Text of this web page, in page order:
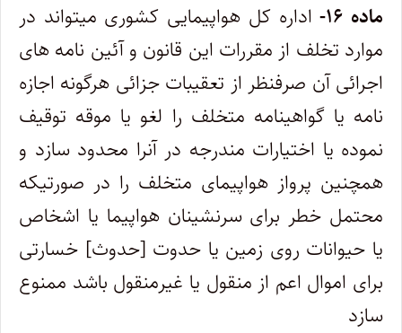
ماده ۱۶-
اداره کل هواپیمایی کشوری میتواند در
موارد تخلف از مقررات این قانون و آئین‌ نامه‌ های
اجرائی آن صرفنظر از تعقیبات جزائی هر‌گونه اجازه
‌نامه یا گواهینامه متخلف را لغو یا موقه توقیف
نموده یا اختیارات مندرجه در آنرا محدود سازد و
همچنین پرواز هواپیمای متخلف را در ‌صورتیکه
محتمل خطر برای سرنشینان هواپیما یا اشخاص
یا حیوانات روی زمین یا حدوت [حدوث] خسارتی
برای اموال اعم از منقول یا غیرمنقول باشد‌ ممنوع
سازد